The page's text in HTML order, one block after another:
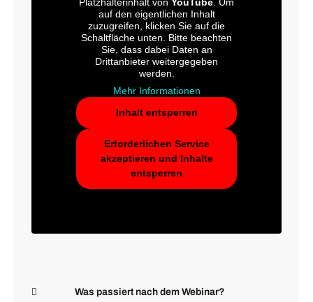
auf den eigentlichen Inhalt
zuzugreifen, klicken Sie auf die
Schaltfläche unten. Bitte beachten
Sie, dass dabei Daten an
Drittanbieter weitergegeben
werden.
Mehr Informationen
Inhalt entsperren
Erforderlichen Service
akzeptieren und Inhalte
entsperren
Was passiert nach dem Webinar?